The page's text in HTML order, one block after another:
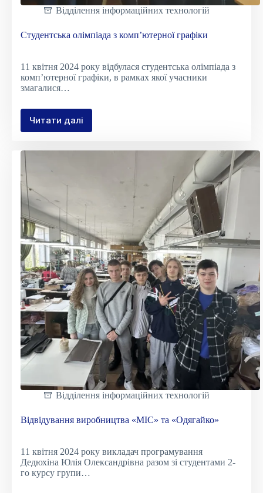
Відділення інформаційних технологій
Студентська олімпіада з комп’ютерної графіки
11 квітня 2024 року відбулася студентська олімпіада з
комп’ютерної графіки, в рамках якої учасники
змагалися…
Читати даліСтудентська
Відділення інформаційних технологій
Відвідування виробництва «МІС» та «Одягайко»
11 квітня 2024 року викладач програмування
Дедюхіна Юлія Олександрівна разом зі студентами 2-
го курсу групи…